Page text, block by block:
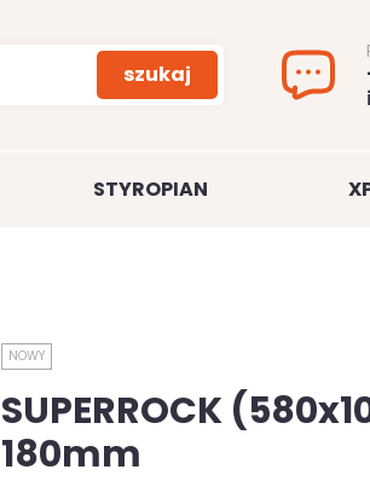
szukaj
STYROPIAN
NOWY
SUPERROCK
180mm